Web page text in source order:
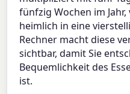
fünfzig Wochen im
heimlich in eine
Rechner macht diese
sichtbar, damit Sie
Bequemlichkeit des
ist.